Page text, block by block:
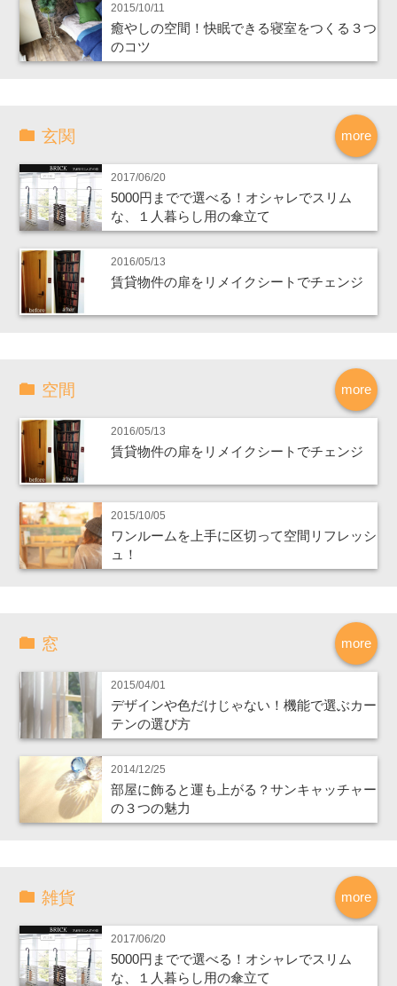
2015/10/11
癒やしの空間！快眠できる寝室をつくる３つ
のコツ
more
玄関
2017/06/20
5000円までで選べる！オシャレでスリム
な、１人暮らし用の傘立て
2016/05/13
賃貸物件の扉をリメイクシートでチェンジ
more
空間
2016/05/13
賃貸物件の扉をリメイクシートでチェンジ
2015/10/05
ワンルームを上手に区切って空間リフレッシ
ュ！
more
窓
2015/04/01
デザインや色だけじゃない！機能で選ぶカー
テンの選び方
2014/12/25
部屋に飾ると運も上がる？サンキャッチャー
の３つの魅力
more
雑貨
2017/06/20
5000円までで選べる！オシャレでスリム
な、１人暮らし用の傘立て